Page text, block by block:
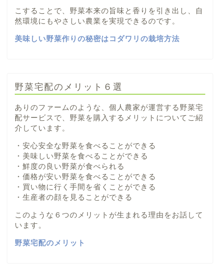
こすることで、野菜本来の旨味と香りを引き出し、自
然環境にもやさしい農業を実現できるのです。
美味しい野菜作りの秘密はコダワリの栽培方法
野菜宅配のメリット６選
ありのファームのような、個人農家が運営する野菜宅
配サービスで、野菜を購入するメリットについてご紹
介しています。
・安心安全な野菜を食べることができる
・美味しい野菜を食べることができる
・鮮度の良い野菜が食べられる
・価格が安い野菜を食べることができる
・買い物に行く手間を省くことができる
・生産者の顔を見ることができる
このような６つのメリットが生まれる理由をお話して
います。
野菜宅配のメリット